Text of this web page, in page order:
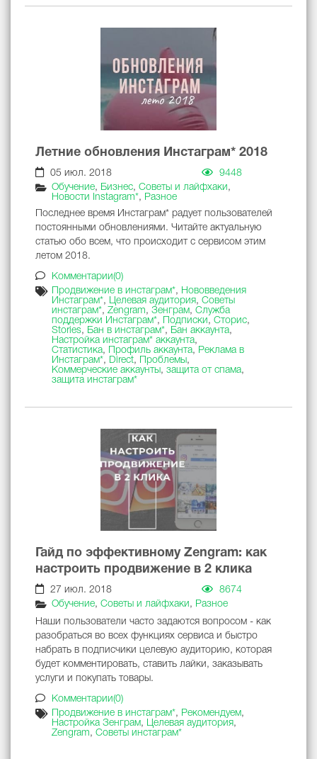
Летние обновления Инстаграм* 2018
05 июл. 2018
9448
Обучение, Бизнес, Советы и лайфхаки,
Новости Instagram*, Разное
Последнее время Инстаграм* радует пользователей
постоянными обновлениями. Читайте актуальную
статью обо всем, что происходит с сервисом этим
летом 2018.
Комментарии(0)
Продвижение в инстаграм*, Нововведения
Инстаграм*, Целевая аудитория, Советы
инстаграм*, Zengram, Зенграм, Служба
поддержки Инстаграм*, Подписки, Сторис,
Stories, Бан в инстаграм*, Бан аккаунта,
Настройка инстаграм* аккаунта,
Статистика, Профиль аккаунта, Реклама в
Инстаграм*, Direct, Проблемы,
Коммерческие аккаунты, защита от спама,
защита инстаграм*
Гайд по эффективному Zengram: как
настроить продвижение в 2 клика
27 июл. 2018
8674
Обучение, Советы и лайфхаки , Разное
Наши пользователи часто задаются вопросом - как
разобраться во всех функциях сервиса и быстро
набрать в подписчики целевую аудиторию, которая
будет комментировать, ставить лайки, заказывать
услуги и покупать товары.
Комментарии(0)
Продвижение в инстаграм*, Рекомендуем,
Настройка Зенграм, Целевая аудитория,
Zengram, Советы инстаграм*